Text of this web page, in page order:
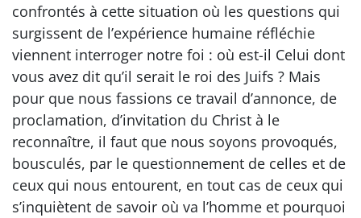
confrontés à cette situation où les questions qui
surgissent de l’expérience humaine réfléchie
viennent interroger notre foi : où est-il Celui dont
vous avez dit qu’il serait le roi des Juifs ? Mais
pour que nous fassions ce travail d’annonce, de
proclamation, d’invitation du Christ à le
reconnaître, il faut que nous soyons provoqués,
bousculés, par le questionnement de celles et de
ceux qui nous entourent, en tout cas de ceux qui
s’inquiètent de savoir où va l’homme et pourquoi